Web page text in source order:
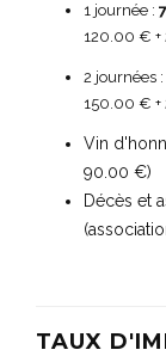
1 journée :
120.00 €
2 journées :
150.00 €
Vin
90.00 €)
Décès et
TAUX